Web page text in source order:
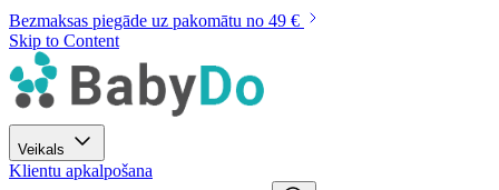
Bezmaksas piegāde uz pakomātu no 49 €
Skip to Content
Veikals
Klientu apkalpošana